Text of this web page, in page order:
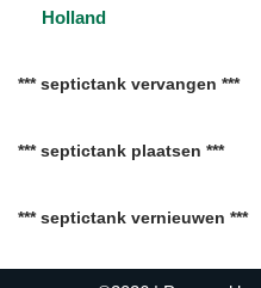
Holland
*** septictank vervangen ***
*** septictank plaatsen ***
*** septictank vernieuwen ***